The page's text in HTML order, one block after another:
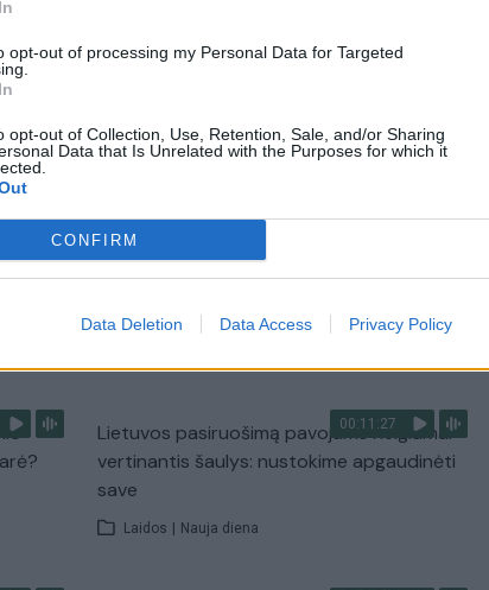
opt-out of processing my Personal Data for Targeted
opt-out of Collection, Use, Retention, Sale, and/or Sharing
Data that Is Unrelated with the Purposes for which it
CONFIRM
Data Deletion Data Access Privacy Policy
Laidos | Lietuva tiesiogiai
00:04:00
Kuprines pasvėrę specialistai įspėja apie
Žinios
00:11:27
Lietuvos pasiruošimą pavojams neigiamai
vertinantis šaulys: nustokime apgaudinėti
save
Laidos | Nauja diena